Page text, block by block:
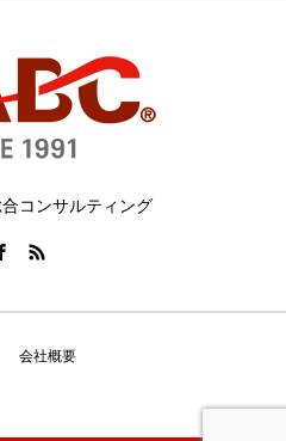
コンサルティング
会社概要